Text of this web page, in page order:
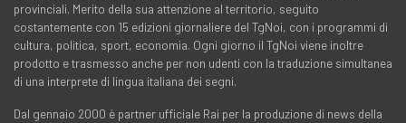
provinciali. Merito della sua attenzione al territorio, seguito
costantemente con 15 edizioni giornaliere del TgNoi, con i programmi di
cultura, politica, sport, economia. Ogni giorno il TgNoi viene inoltre
prodotto e trasmesso anche per non udenti con la traduzione simultanea
di una interprete di lingua italiana dei segni.
Dal gennaio 2000 è partner ufficiale Rai per la produzione di news della